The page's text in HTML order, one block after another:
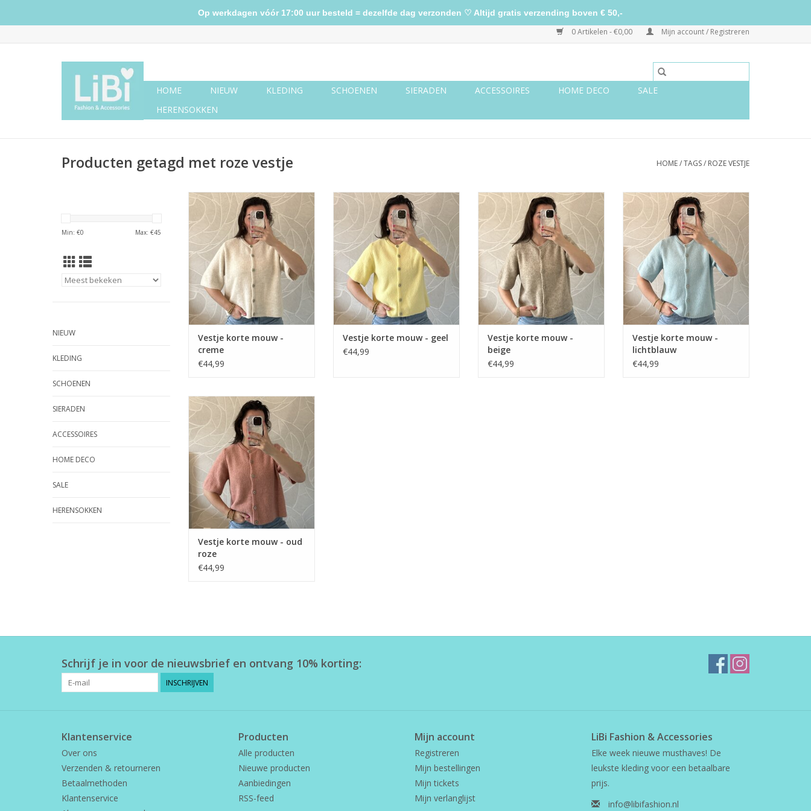
0 Artikelen - €0,00 Mijn account / Registreren
HOME NIEUW KLEDING SCHOENEN SIERADEN ACCESSOIRES HOME DECO
SALE
HERENSOKKEN
Producten getagd met roze vestje HOME/TAGS/ ROZE VESTJE
Min: €0 Max: €45
NIEUW
KLEDING
SCHOENEN
SIERADEN
ACCESSOIRES
HOME DECO
SALE
HERENSOKKEN
Vestje korte mouw - creme
Vestje korte mouw -
creme
€44,99
Vestje korte mouw - geel
Vestje korte mouw - geel
€44,99
Vestje korte mouw - beige
Vestje korte mouw -
beige
€44,99
Vestje korte mouw - lichtblauw
TOEVOEGEN AAN WINKELWAGEN
Vestje korte mouw -
lichtblauw
€44,99
Vestje korte mouw - oud roze
Vestje korte mouw - oud
roze
€44,99
Schrijf je in voor de nieuwsbrief en ontvang 10% korting:
INSCHRIJVEN
Klantenservice
Over ons
Verzenden & retourneren
Betaalmethoden
Klantenservice
Producten
Alle producten
Nieuwe producten
Aanbiedingen
RSS-feed
Mijn account
Registreren
Mijn bestellingen
Mijn tickets
Mijn verlanglijst
LiBi Fashion & Accessories
Elke week nieuwe musthaves! De
leukste kleding voor een betaalbare
prijs.
info@libifashion.nl
Op werkdagen vóór 17:00 uur besteld = dezelfde dag verzonden ♡ Altijd gratis verzending boven € 50,-